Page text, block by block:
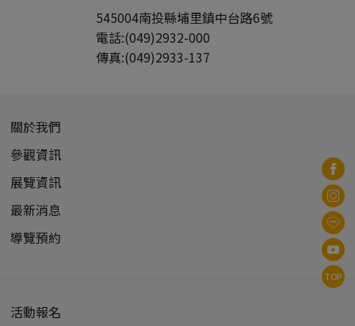
545004南投縣埔里鎮中台路6號
電話:(049)2932-000
傳真:(049)2933-137
關於我們
參觀資訊
展覽資訊
最新消息
導覽預約
活動報名
TOP